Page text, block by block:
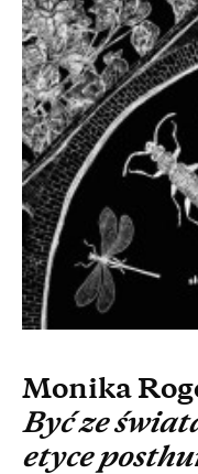
Monika
Być ze
etyce